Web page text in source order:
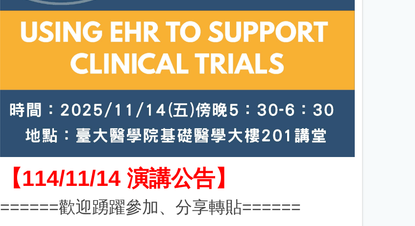
【114/11/14 演講公告】
======歡迎踴躍參加、分享轉貼======